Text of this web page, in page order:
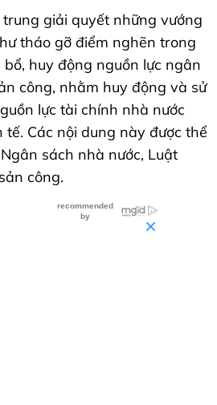
giải quyết những vướng
tháo gỡ điểm nghẽn trong
huy động nguồn lực ngân
công, nhằm huy động và sử
lực tài chính nhà nước
Các nội dung này được thể
sách nhà nước, Luật
công.